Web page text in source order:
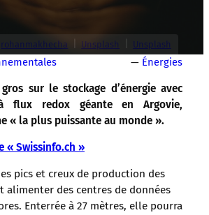
rohanmakhecha Unsplash Unsplash
— Énergies
sur le stockage d’énergie avec
flux redox géante en Argovie,
« la plus puissante au monde ».
« Swissinfo.ch »
pics et creux de production des
alimenter des centres de données
Enterrée à 27 mètres, elle pourra